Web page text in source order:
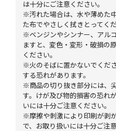
は十分にご注意ください。
※汚れた場合は、水や薄めた
た布でやさしく拭きとってくだ
※ベンジンやシンナー、アル
ますと、変色・変形・破損の
ください。
※火のそばに置かないでくだ
する恐れがあります。
※商品の切り抜き部分には、
す。けが及び物的損害の恐れ
いには十分ご注意ください。
※摩擦や刺激により印刷が剥
で、お取り扱いには十分ご注